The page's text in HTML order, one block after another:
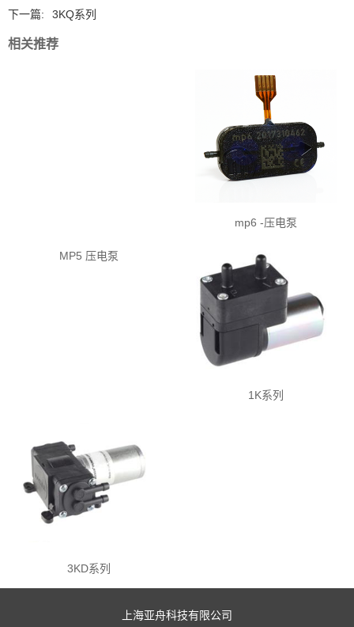
下一篇:
3KQ系列
相关推荐
MP5 压电泵
mp6 -压电泵
1K系列
3KD系列
上海亚舟科技有限公司